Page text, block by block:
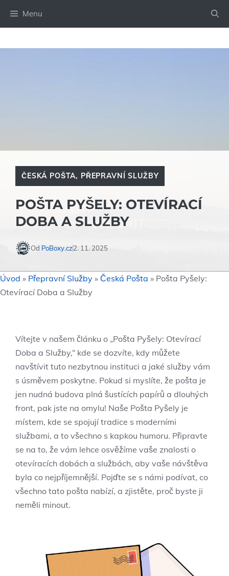
Menu
ČESKÁ POŠTA, PŘEPRAVNÍ SLUŽBY
POŠTA PYŠELY: OTEVÍRACÍ
DOBA A SLUŽBY
Od PoBoxy.cz2. 11. 2025
Úvod » Přepravní Služby » Česká Pošta » Pošta Pyšely:
Otevírací Doba a Služby
Vítejte v našem článku o „Pošta Pyšely: Otevírací
Doba a Služby,“ kde se dozvíte, kdy můžete
navštívit tuto nezbytnou instituci a jaké služby vám
s úsměvem poskytne. Pokud si myslíte, že pošta je
jen nudná budova plná šustících papírů a dlouhých
front, pak jste na omylu! Naše Pošta Pyšely je
místem, kde se spojují tradice s moderními
službami, a to všechno s kapkou humoru. Připravte
se na to, že vám lehce osvěžíme vaše znalosti o
otevíracích dobách a službách, aby vaše návštěva
byla co nejpříjemnější. Pojďte se s námi podívat, co
všechno tato pošta nabízí, a zjistěte, proč byste ji
neměli minout.